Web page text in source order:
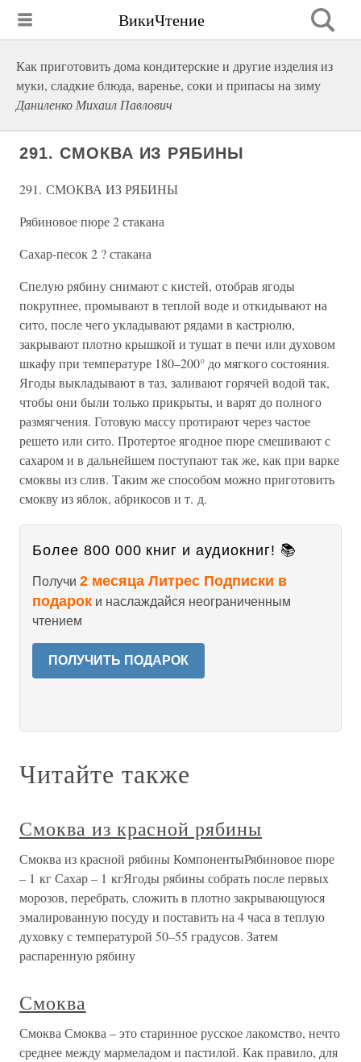
ВикиЧтение
Как приготовить дома кондитерские и другие изделия из
муки, сладкие блюда, варенье, соки и припасы на зиму
Даниленко Михаил Павлович
291. СМОКВА ИЗ РЯБИНЫ
291. СМОКВА ИЗ РЯБИНЫ
Рябиновое пюре 2 стакана
Сахар-песок 2 ? стакана
Спелую рябину снимают с кистей, отобрав ягоды
покрупнее, промывают в теплой воде и откидывают на
сито, после чего укладывают рядами в кастрюлю,
закрывают плотно крышкой и тушат в печи или духовом
шкафу при температуре 180–200° до мягкого состояния.
Ягоды выкладывают в таз, заливают горячей водой так,
чтобы они были только прикрыты, и варят до полного
размягчения. Готовую массу протирают через частое
решето или сито. Протертое ягодное пюре смешивают с
сахаром и в дальнейшем поступают так же, как при варке
смоквы из слив. Таким же способом можно приготовить
смокву из яблок, абрикосов и т. д.
Более 800 000 книг и аудиокниг! 📚
Получи 2 месяца Литрес Подписки в
подарок и наслаждайся неограниченным
чтением
ПОЛУЧИТЬ ПОДАРОК
Читайте также
Смоква из красной рябины
Смоква из красной рябины КомпонентыРябиновое пюре
– 1 кг Сахар – 1 кгЯгоды рябины собрать после первых
морозов, перебрать, сложить в плотно закрывающуюся
эмалированную посуду и поставить на 4 часа в теплую
духовку с температурой 50–55 градусов. Затем
распаренную рябину
Смоква
Смоква Смоква – это старинное русское лакомство, нечто
среднее между мармеладом и пастилой. Как правило, для